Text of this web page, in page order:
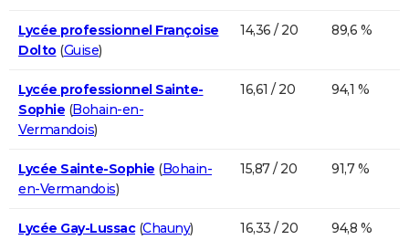
Lycée professionnel Françoise
Dolto (Guise)
14,36 / 20 89,6 %
Lycée professionnel Sainte-
Sophie (Bohain-en-
Vermandois)
16,61 / 20 94,1 %
Lycée Sainte-Sophie (Bohain-
en-Vermandois)
15,87 / 20 91,7 %
Lycée Gay-Lussac(Chauny) 16,33 / 20 94,8 %